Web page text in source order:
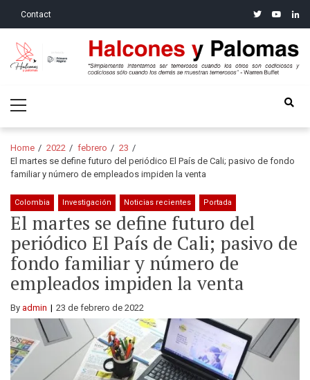
Contact twitteryoutube
Halcones y Palomas
Menu
Home 2022 febrero
23
El martes se define futuro del periódico El País de Cali; pasivo de fondo
familiar y número de empleados impiden la venta
Colombia Investigación Noticias recientes Portada
El martes se define futuro del
periódico El País de Cali; pasivo de
fondo familiar y número de
empleados impiden la venta
By admin 23 de febrero de 2022